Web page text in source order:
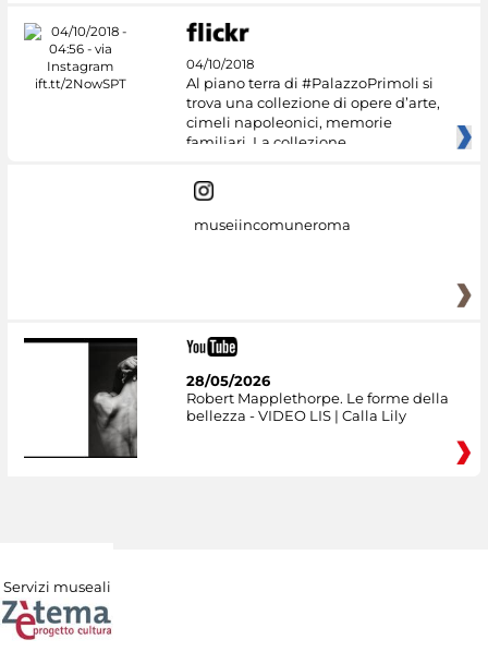
04/10/2018
Al piano terra di #PalazzoPrimoli si
trova una collezione di opere d’arte,
cimeli napoleonici, memorie
familiari. La collezione
museiincomuneroma
28/05/2026
Robert Mapplethorpe. Le forme della
bellezza - VIDEO LIS | Calla Lily
Servizi museali